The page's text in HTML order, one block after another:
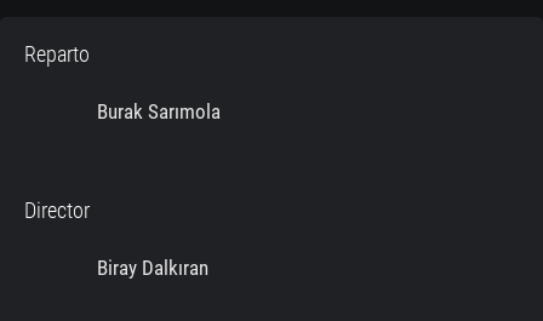
Reparto
Burak Sarımola
Director
Biray Dalkıran